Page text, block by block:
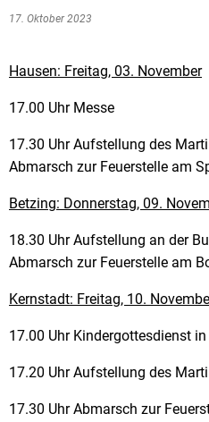
17. Oktober 2023
Hausen: Freitag, 03. November
17.00 Uhr Messe
17.30 Uhr Aufstellung des
Abmarsch zur Feuerstelle am
Betzing: Donnerstag, 09.
18.30 Uhr Aufstellung an der
Abmarsch zur Feuerstelle am
Kernstadt: Freitag, 10.
17.00 Uhr Kindergottesdienst
17.20 Uhr Aufstellung des
17.30 Uhr Abmarsch zur